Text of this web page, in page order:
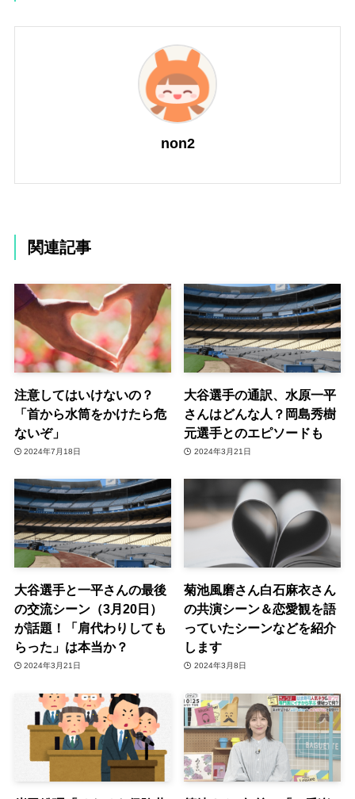
non2
関連記事
注意してはいけないの？
「首から水筒をかけたら危
ないぞ」
2024年7月18日
大谷選手の通訳、水原一平
さんはどんな人？岡島秀樹
元選手とのエピソードも
2024年3月21日
大谷選手と一平さんの最後
の交流シーン（3月20日）
が話題！「肩代わりしても
らった」は本当か？
2024年3月21日
菊池風磨さん白石麻衣さん
の共演シーン＆恋愛観を語
っていたシーンなどを紹介
します
2024年3月8日